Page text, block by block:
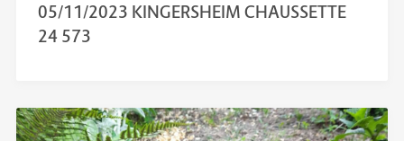
05/11/2023 KINGERSHEIM CHAUSSETTE
24 573